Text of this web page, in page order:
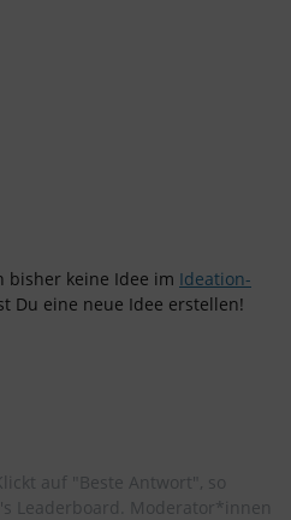
bisher keine Idee im Ideation-
Du eine neue Idee erstellen!
auf "Beste Antwort", so
Leaderboard. Moderator*innen